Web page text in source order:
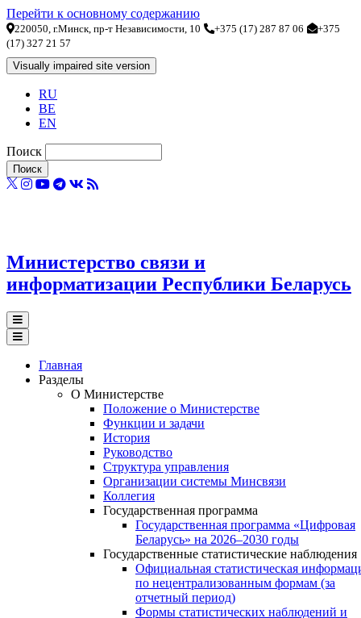
Перейти к основному содержанию
220050, г.Минск, пр-т Независимости, 10 +375 (17) 287 87 06
+375
(17) 327 21 57
RU
BE
EN
Поиск
Министерство связи и
информатизации Республики Беларусь
Главная
Разделы
О Министерстве
Положение о Министерстве
Функции и задачи
История
Руководство
Структура управления
Организации системы Минсвязи
Коллегия
Государственная программа
Государственная программа «Цифровая
Беларусь» на 2026–2030 годы
Государственные статистические наблюдения
Официальная статистическая
по нецентрализованным формам (за
отчетный период)
Формы статистических наблюдений и